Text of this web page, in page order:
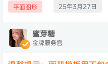
平面图形 25年3月27日
蜜芽糖
金牌服务官